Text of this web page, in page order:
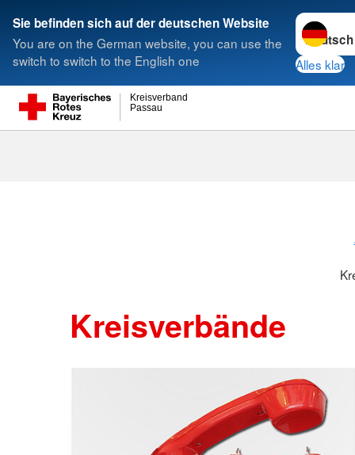
Sie befinden sich auf der deutschen Website
You are on the German website, you can use the
switch to switch to the English one
Sprache
Alles klar
Passau
Kreisverband
Suche
Kreisverbände